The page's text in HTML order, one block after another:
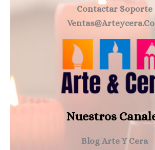
Contactar Soporte
Nuestros
Blog Arte Y Cera